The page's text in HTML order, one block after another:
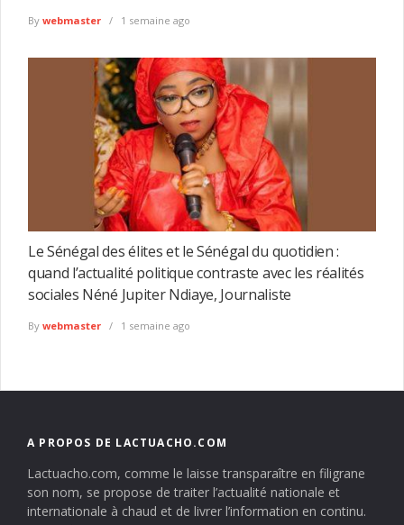
By webmaster 1 semaine ago
Le Sénégal des élites et le Sénégal du quotidien :
quand l’actualité politique contraste avec les réalités
sociales Néné Jupiter Ndiaye, Journaliste
By webmaster 1 semaine ago
A PROPOS DE LACTUACHO.COM
Lactuacho.com, comme le laisse transparaître en filigrane
son nom, se propose de traiter l’actualité nationale et
internationale à chaud et de livrer l’information en continu.